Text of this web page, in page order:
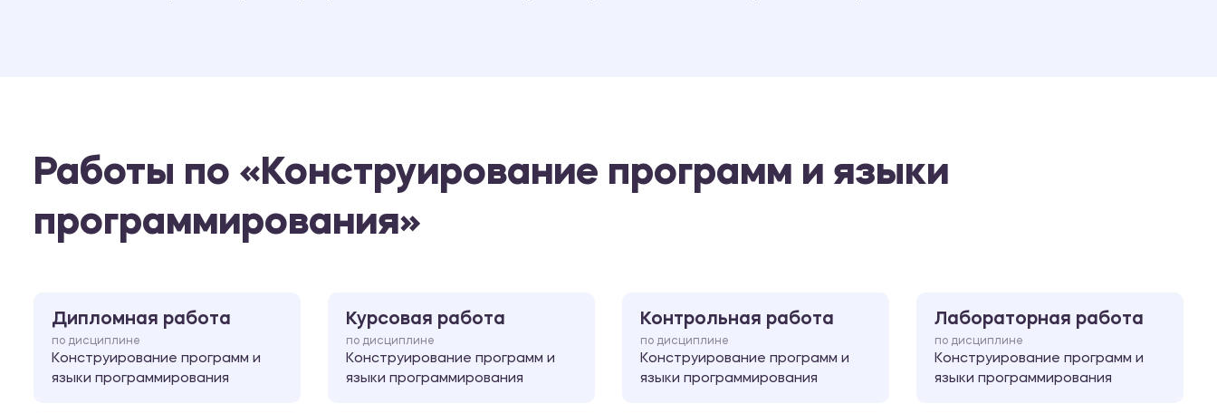
Работы по «Конструирование программ и языки
программирования»
Дипломная работа
по дисциплине
Конструирование программ и
языки программирования
Курсовая работа
по дисциплине
Конструирование программ и
языки программирования
Контрольная работа
по дисциплине
Конструирование программ и
языки программирования
Лабораторная работа
по дисциплине
Конструирование программ и
языки программирования